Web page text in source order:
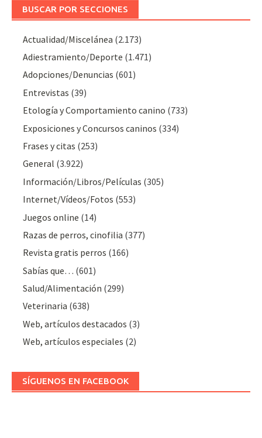
BUSCAR POR SECCIONES
Actualidad/Miscelánea (2.173)
Adiestramiento/Deporte (1.471)
Adopciones/Denuncias (601)
Entrevistas (39)
Etología y Comportamiento canino (733)
Exposiciones y Concursos caninos (334)
Frases y citas (253)
General (3.922)
Información/Libros/Películas (305)
Internet/Vídeos/Fotos (553)
Juegos online (14)
Razas de perros, cinofilia (377)
Revista gratis perros (166)
Sabías que… (601)
Salud/Alimentación (299)
Veterinaria (638)
Web, artículos destacados (3)
Web, artículos especiales (2)
SÍGUENOS EN FACEBOOK